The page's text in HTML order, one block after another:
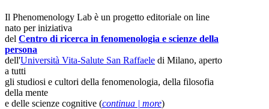
Il Phenomenology Lab è un progetto editoriale on line
nato per iniziativa
del Centro di ricerca in fenomenologia e scienze della
persona
dell'Università Vita-Salute San Raffaele di Milano, aperto
a tutti
gli studiosi e cultori della fenomenologia, della filosofia
della mente
e delle scienze cognitive (continua | more)